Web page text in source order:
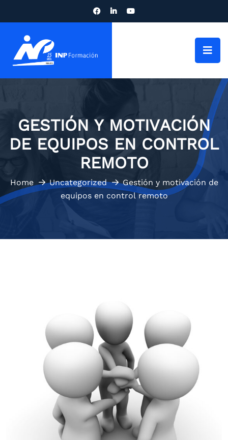
GESTIÓN Y MOTIVACIÓN
DE EQUIPOS EN CONTROL
REMOTO
Home Uncategorized
Gestión y motivación de
equipos en control remoto